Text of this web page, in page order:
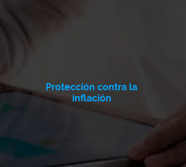
Protección contra la
inflación